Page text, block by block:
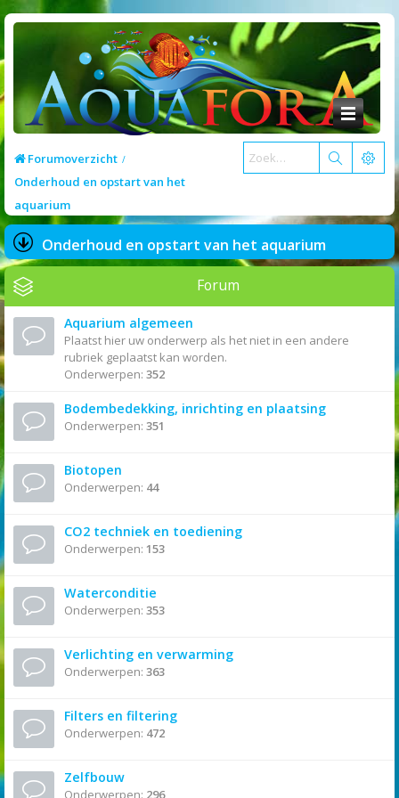
Forumoverzicht
Onderhoud en opstart van het
aquarium
Onderhoud en opstart van het aquarium
Forum
Aquarium algemeen
Plaatst hier uw onderwerp als het niet in een andere
rubriek geplaatst kan worden.
Onderwerpen: 352
Bodembedekking, inrichting en plaatsing
Onderwerpen: 351
Biotopen
Onderwerpen: 44
CO2 techniek en toediening
Onderwerpen: 153
Waterconditie
Onderwerpen: 353
Verlichting en verwarming
Onderwerpen: 363
Filters en filtering
Onderwerpen: 472
Zelfbouw
Onderwerpen: 296